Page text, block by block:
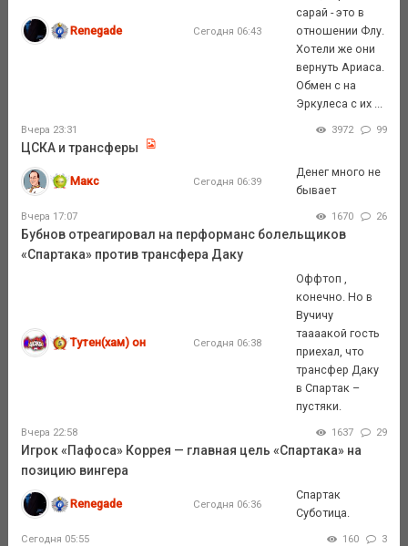
Renegade Сегодня 06:43
сарай - это в
отношении Флу.
Хотели же они
вернуть Ариаса.
Обмен с на
Эркулеса с их ...
Вчера 23:31 3972 99
ЦСКА и трансферы
Макс Сегодня 06:39
Денег много не
бывает
Вчера 17:07 1670 26
Бубнов отреагировал на перформанс болельщиков
«Спартака» против трансфера Даку
Тутен(хам) он Сегодня 06:38
Оффтоп ,
конечно. Но в
Вучичу
таааакой гость
приехал, что
трансфер Даку
в Спартак –
пустяки.
Вчера 22:58 1637 29
Игрок «Пафоса» Коррея — главная цель «Спартака» на
позицию вингера
Renegade Сегодня 06:36
Спартак
Суботица.
Сегодня 05:55 160 3